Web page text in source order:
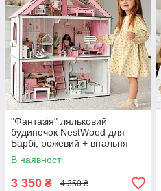
"Фантазія" ляльковий
будиночок NestWood для
Барбі, рожевий + вітальня
В наявності
3 350 ₴ 4 350 ₴